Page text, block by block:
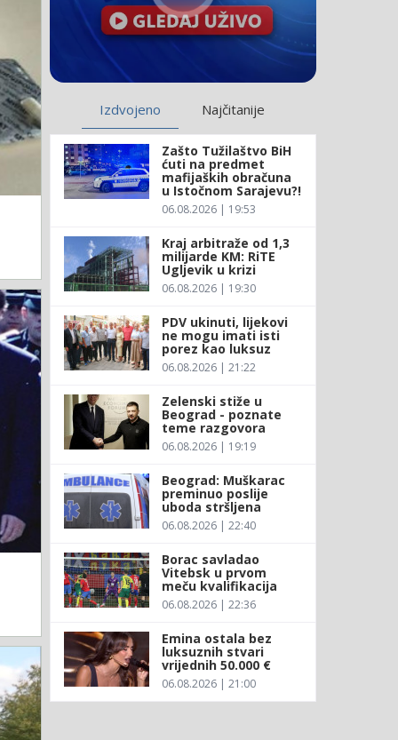
Izdvojeno Najčitanije
Zašto Tužilaštvo BiH
ćuti na predmet
mafijaških obračuna
u Istočnom Sarajevu?!
06.08.2026 | 19:53
Kraj arbitraže od 1,3
milijarde KM: RiTE
Ugljevik u krizi
06.08.2026 | 19:30
PDV ukinuti, lijekovi
ne mogu imati isti
porez kao luksuz
06.08.2026 | 21:22
Zelenski stiže u
Beograd - poznate
teme razgovora
06.08.2026 | 19:19
Beograd: Muškarac
preminuo poslije
uboda stršljena
06.08.2026 | 22:40
Borac savladao
Vitebsk u prvom
meču kvalifikacija
06.08.2026 | 22:36
Emina ostala bez
luksuznih stvari
vrijednih 50.000 €
06.08.2026 | 21:00